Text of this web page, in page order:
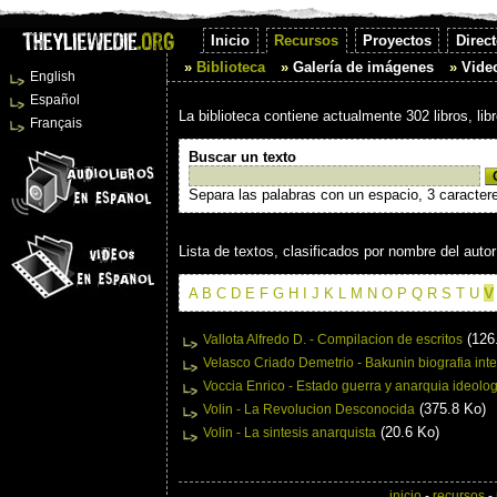
Inicio Recursos Proyectos
English
Español
Français
Biblioteca Galería de imágenes
La biblioteca contiene actualmente 302 libros,
Buscar un texto
Separa las palabras con un espacio, 3
Lista de textos, clasificados por nombre del
A B C D E F G H J K L M N O P Q R S T U V
Vallota Alfredo D. - Compilacion de escritos
Velasco Criado Demetrio - Bakunin biografia
Voccia Enrico - Estado guerra y anarquia
Volin - La Revolucion Desconocida (375.8 Ko)
Volin - La sintesis anarquista (20.6 Ko)